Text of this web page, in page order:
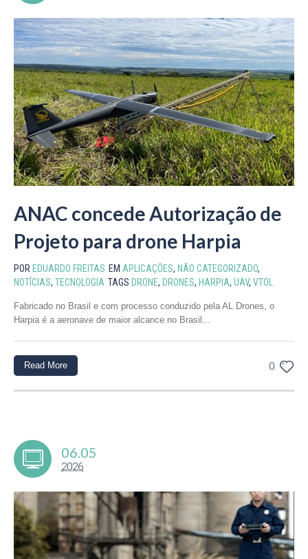
ANAC concede Autorização de
Projeto para drone Harpia
POR EDUARDO FREITAS EM APLICAÇÕES, NÃO CATEGORIZADO,
NOTÍCIAS, TECNOLOGIA TAGS DRONE, DRONES, HARPIA, UAV, VTOL
Fabricado no Brasil e com processo conduzido pela AL Drones, o
Harpia é a aeronave de maior alcance no Brasil...
0
Read More
06.05
2026